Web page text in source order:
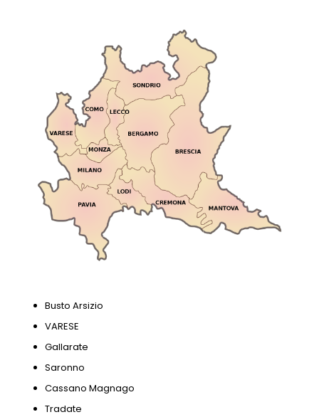
Busto Arsizio
VARESE
Gallarate
Saronno
Cassano Magnago
Tradate